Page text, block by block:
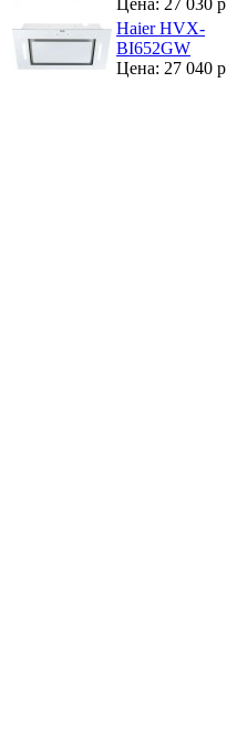
Цена: 27 030 р
Haier HVX-
BI652GW
Цена: 27 040 р